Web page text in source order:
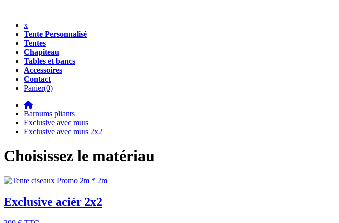
x
Tente Personnalisé
Tentes
Chapiteau
Tables et bancs
Accessoires
Contact
Panier(0)
Barnums pliants
Exclusive avec murs
Exclusive avec murs 2x2
Choisissez le matériau
Exclusive aciér 2x2